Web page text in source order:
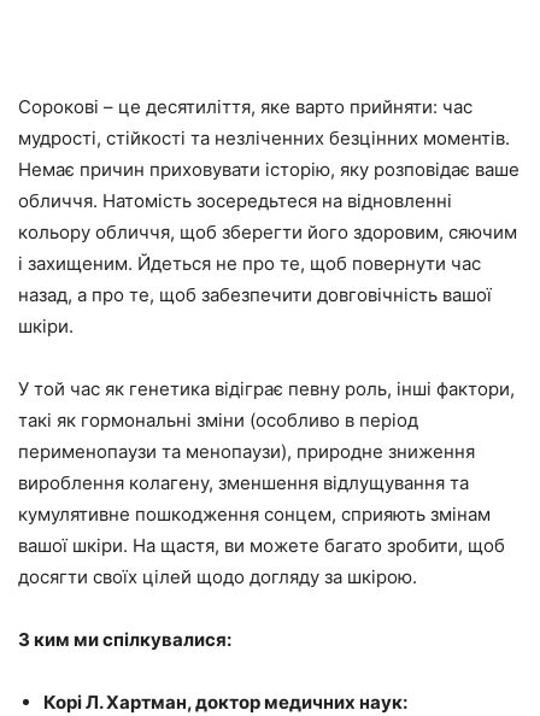
Сорокові – це десятиліття, яке варто прийняти: час
мудрості, стійкості та незліченних безцінних моментів.
Немає причин приховувати історію, яку розповідає ваше
обличчя. Натомість зосередьтеся на відновленні
кольору обличчя, щоб зберегти його здоровим, сяючим
і захищеним. Йдеться не про те, щоб повернути час
назад, а про те, щоб забезпечити довговічність вашої
шкіри.
У той час як генетика відіграє певну роль, інші фактори,
такі як гормональні зміни (особливо в період
перименопаузи та менопаузи), природне зниження
вироблення колагену, зменшення відлущування та
кумулятивне пошкодження сонцем, сприяють змінам
вашої шкіри. На щастя, ви можете багато зробити, щоб
досягти своїх цілей щодо догляду за шкірою.
З ким ми спілкувалися:
Корі Л. Хартман, доктор медичних наук: